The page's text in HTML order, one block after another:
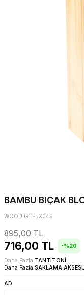
BAMBU BIÇAK
WOOD G11-BX049
895,00TL
716,00 TL -%20
Daha Fazla TANTİTONİ
Daha Fazla SAKLAMA
AD